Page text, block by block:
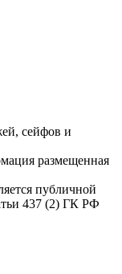
сейфов и
размещенная
публичной
437 (2) ГК РФ